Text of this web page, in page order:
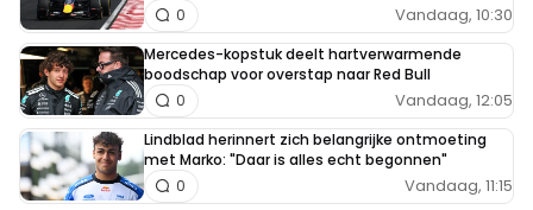
Vandaag, 10:30
0
Mercedes-kopstuk deelt hartverwarmende
boodschap voor overstap naar Red Bull
Vandaag, 12:05
0
Lindblad herinnert zich belangrijke ontmoeting
met Marko: "Daar is alles echt begonnen"
Vandaag, 11:15
0